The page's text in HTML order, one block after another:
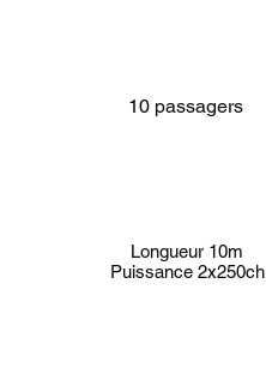
10 passagers
Longueur 10m
Puissance 2x250ch